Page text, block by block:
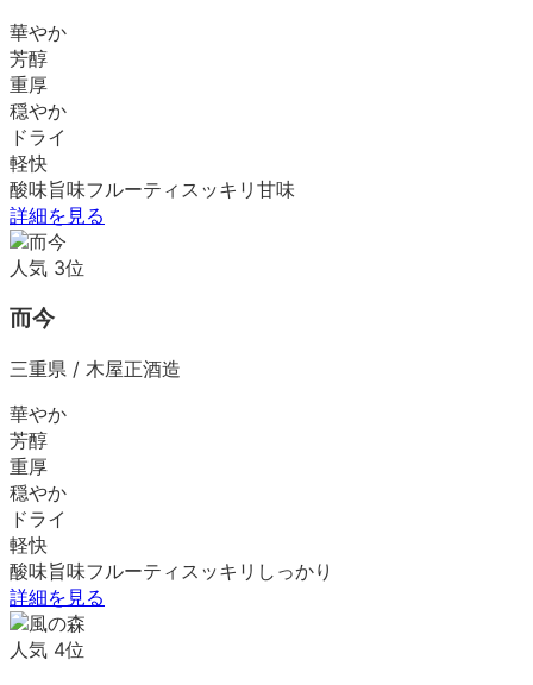
華やか
芳醇
重厚
穏やか
ドライ
軽快
酸味旨味フルーティ スッキリ 甘味
詳細を見る
人気 3位
而今
三重県 / 木屋正酒造
華やか
芳醇
重厚
穏やか
ドライ
軽快
酸味旨味フルーティ スッキリ しっかり
詳細を見る
人気 4位